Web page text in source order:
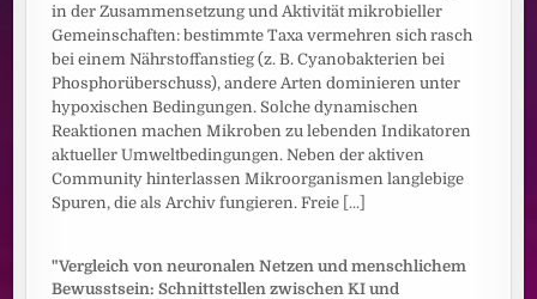
in der Zusammensetzung und Aktivität mikrobieller
Gemeinschaften: bestimmte Taxa vermehren sich rasch
bei einem Nährstoffanstieg (z. B. Cyanobakterien bei
Phosphorüberschuss), andere Arten dominieren unter
hypoxischen Bedingungen. Solche dynamischen
Reaktionen machen Mikroben zu lebenden Indikatoren
aktueller Umweltbedingungen. Neben der aktiven
Community hinterlassen Mikroorganismen langlebige
Spuren, die als Archiv fungieren. Freie [...]
"Vergleich von neuronalen Netzen und menschlichem
Bewusstsein: Schnittstellen zwischen KI und